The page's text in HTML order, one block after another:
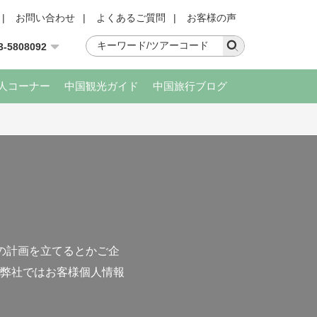
| お問い合わせ | よくあるご質問 | お客様の声
5808092
コーナー 中国観光ガイド 中国旅行ブログ
計画を立てるとかご企
社ではお客様個人情報